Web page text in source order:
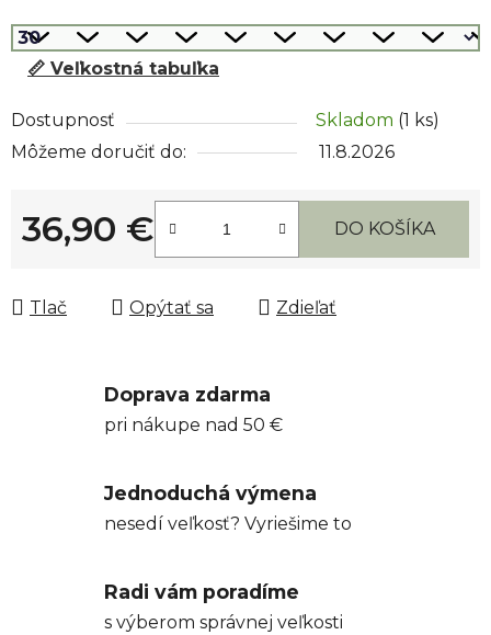
📏 Veľkostná tabuľka
Dostupnosť Skladom (1 ks)
Môžeme doručiť do:
11.8.2026
36,90 €
Jednotková cena:
DO KOŠÍKA
Tlač Opýtať sa Zdieľať
Doprava zdarma
pri nákupe nad 50 €
Jednoduchá výmena
nesedí veľkosť? Vyriešime to
Radi vám poradíme
s výberom správnej veľkosti